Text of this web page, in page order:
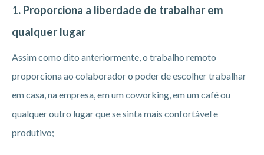
1. Proporciona a liberdade de trabalhar em
qualquer lugar
Assim como dito anteriormente, o trabalho remoto
proporciona ao colaborador o poder de escolher trabalhar
em casa, na empresa, em um coworking, em um café ou
qualquer outro lugar que se sinta mais confortável e
produtivo;